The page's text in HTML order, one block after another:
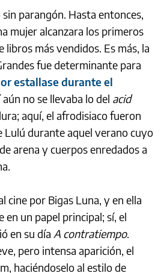
parangón. Hasta entonces,
mujer alcanzara los primeros
libros más vendidos. Es más, la
fue determinante para
estallase durante el
aún no se llevaba lo del acid
aquí, el afrodisiaco fueron
Lulú durante aquel verano cuyo
arena y cuerpos enredados a
cine por Bigas Luna, y en ella
en un papel principal; sí, el
en su día A contratiempo.
pero intensa aparición, el
haciéndoselo al estilo de